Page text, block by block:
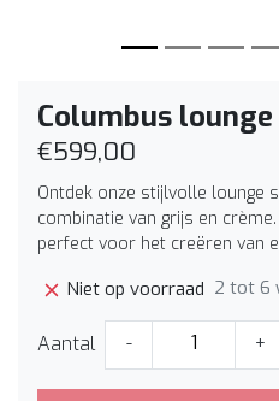
Columbus
€599,00
Ontdek onze stijlvolle lounge
combinatie van grijs en
perfect voor het creëren van
Niet op voorraad 2 tot 6
Aantal - +